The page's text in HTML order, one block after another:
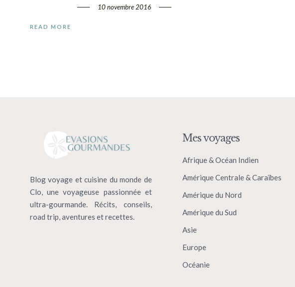
10 novembre 2016
READ MORE
Blog voyage et cuisine du monde de
Clo, une voyageuse passionnée et
ultra-gourmande. Récits, conseils,
road trip, aventures et recettes.
Mes voyages
Afrique & Océan Indien
Amérique Centrale & Caraïbes
Amérique du Nord
Amérique du Sud
Asie
Europe
Océanie